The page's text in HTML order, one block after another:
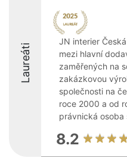
Laureáti
JN interier
mezi hlavní
zaměřených na
zakázkovou
společnosti na
roce 2000 a od
právnická osoba
8.2